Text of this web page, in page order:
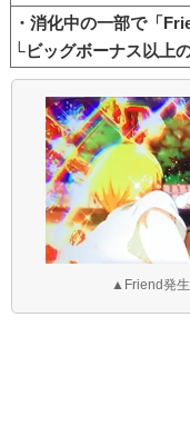
・消化中の一部で「
└ビッグボーナス以上
▲Friend発